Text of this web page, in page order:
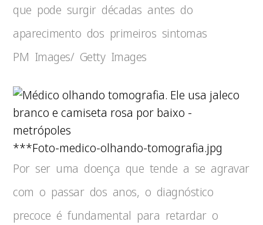
que pode surgir décadas antes do
aparecimento dos primeiros sintomas
PM Images/ Getty Images
***Foto-medico-olhando-tomografia.jpg
Por ser uma doença que tende a se agravar
com o passar dos anos, o diagnóstico
precoce é fundamental para retardar o